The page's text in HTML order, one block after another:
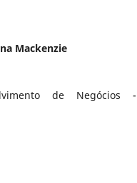
Mackenzie
de Negócios -